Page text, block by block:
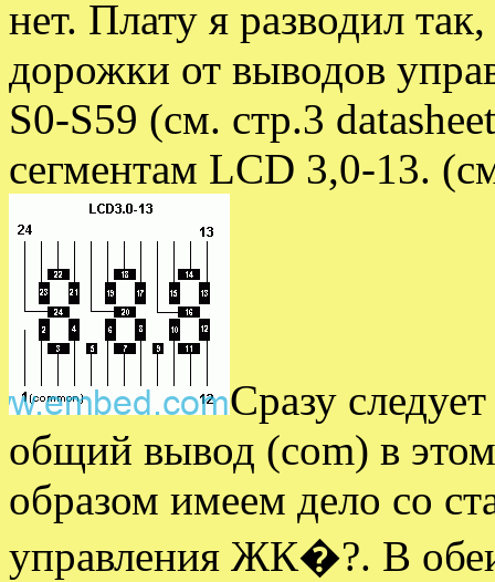
нет. Плату я разводил
дорожки от выводов
S0-S59 (см. стр.3
сегментам LCD 3,0-13.
Сразу
общий вывод (com) в
образом имеем дело со
управления ЖК�?. В